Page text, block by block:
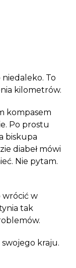
To
kilometrów.
kompasem
Po prostu
biskupa
diabeł mówi
Nie pytam.
wrócić w
tak
kraju.